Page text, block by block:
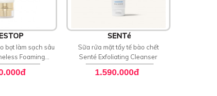
bọt làm sạch sâu
Foaming
Balm
SENTé
Sữa rửa mặt tẩy tế bào chết
Senté Exfoliating Cleanser
1.590.000đ